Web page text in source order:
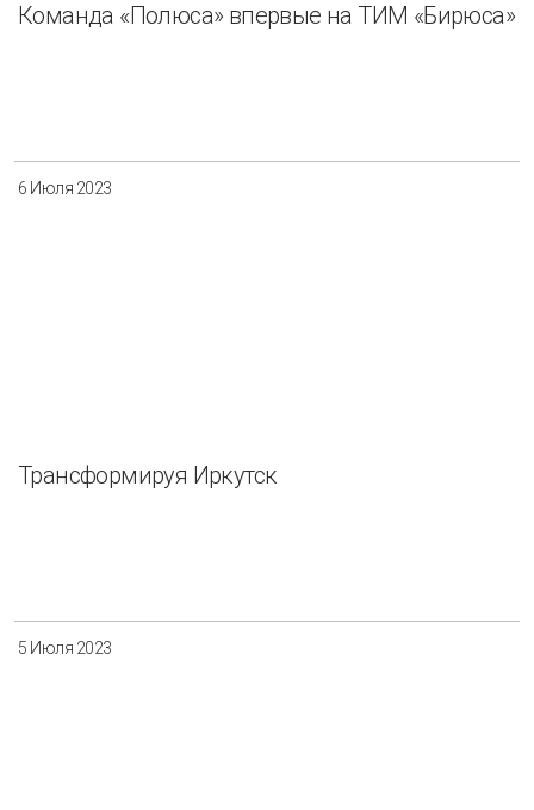
Команда «Полюса» впервые на ТИМ «Бирюса»
6 Июля 2023
Трансформируя Иркутск
5 Июля 2023